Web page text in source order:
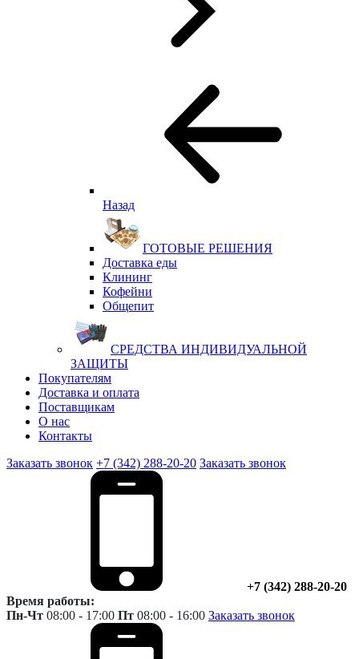
Назад
ГОТОВЫЕ РЕШЕНИЯ
Доставка еды
Клининг
Кофейни
Общепит
СРЕДСТВА ИНДИВИДУАЛЬНОЙ
ЗАЩИТЫ
Покупателям
Доставка и оплата
Поставщикам
О нас
Контакты
Заказать звонок +7 (342) 288-20-20 Заказать звонок
+7 (342) 288-20-20
Время работы:
Пн-Чт 08:00 - 17:00 Пт 08:00 - 16:00 Заказать звонок